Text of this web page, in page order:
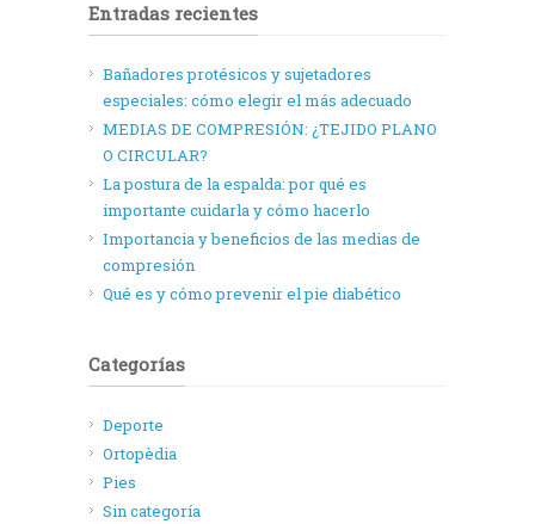
Entradas recientes
Bañadores protésicos y sujetadores
especiales: cómo elegir el más adecuado
MEDIAS DE COMPRESIÓN: ¿TEJIDO PLANO
O CIRCULAR?
La postura de la espalda: por qué es
importante cuidarla y cómo hacerlo
Importancia y beneficios de las medias de
compresión
Qué es y cómo prevenir el pie diabético
Categorías
Deporte
Ortopèdia
Pies
Sin categoría